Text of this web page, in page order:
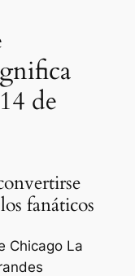
de
fanáticos
ChicagoLa